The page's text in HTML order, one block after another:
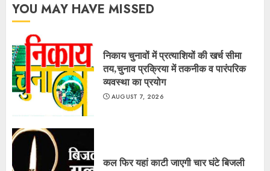
YOU MAY HAVE MISSED
निकाय चुनावों में प्रत्याशियों की खर्च सीमा
तय,चुनाव प्रक्रिया में तकनीक व पारंपरिक
व्यवस्था का प्रयोग
AUGUST 7, 2026
कल फिर यहां काटी जाएगी चार घंटे बिजली